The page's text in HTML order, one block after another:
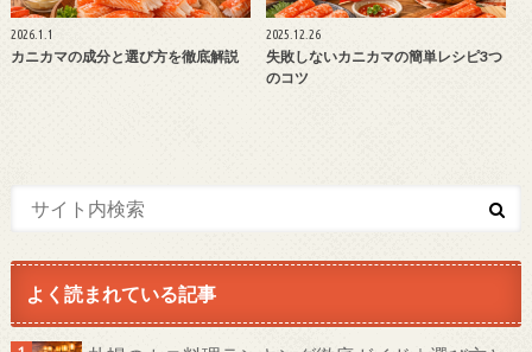
2026.1.1
カニカマの成分と選び方を徹底解説
2025.12.26
失敗しないカニカマの簡単レシピ3つ
のコツ
よく読まれている記事